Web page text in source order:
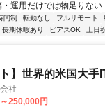
・運用だけでは物足りな
間制 転勤なし フルリモート
長期休暇あり ピアスOK 土日
ト】世界的米国大
社
250,000円